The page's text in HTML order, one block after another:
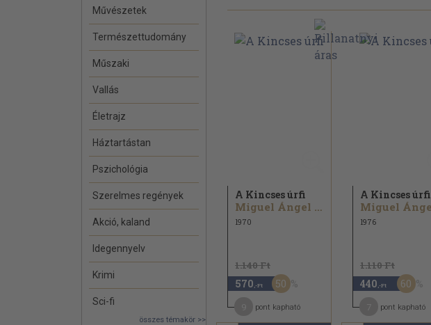
Művészetek
Természettudomány
Műszaki
Vallás
Életrajz
Háztartástan
Pszichológia
Szerelmes regények
Akció, kaland
Idegennyelv
Krimi
Sci-fi
összes témakör >>
A Kincses úrfi
Miguel Ángel Asturias
1970
1.140 Ft
570 ,-Ft 50
pont kapható
A Kincses úrfi
1976
1.110 Ft
440 ,-Ft 60
pont kapható